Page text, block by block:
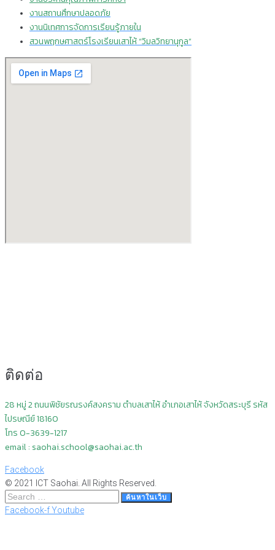
งานสถานศึกษาปลอดภัย
งานนิเทศการจัดการเรียนรู้ภายใน
สวนพฤกษศาสตร์โรงเรียนเสาไห้ “วิมลวิทยานุกูล”
ติดต่อ
28 หมู่ 2 ถนนพิชัยรณรงค์สงคราม ตำบลเสาไห้ อำเภอเสาไห้ จังหวัดสระบุรี รหัส
ไปรษณีย์ 18160
โทร 0-3639-1217
email : saohai.school@saohai.ac.th
Facebook
© 2021 ICT Saohai. All Rights Reserved.
Search
…
ค้นหาในเว็บ
Facebook-fYoutube